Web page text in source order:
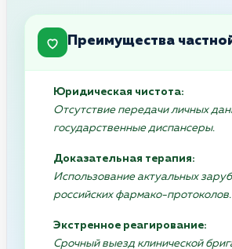
Преимущества
Юридическая чистота:
Отсутствие передачи личных
государственные диспансеры.
Доказательная терапия:
Использование актуальных
российских фармако-протоколов.
Экстренное реагирование:
Срочный выезд клинической